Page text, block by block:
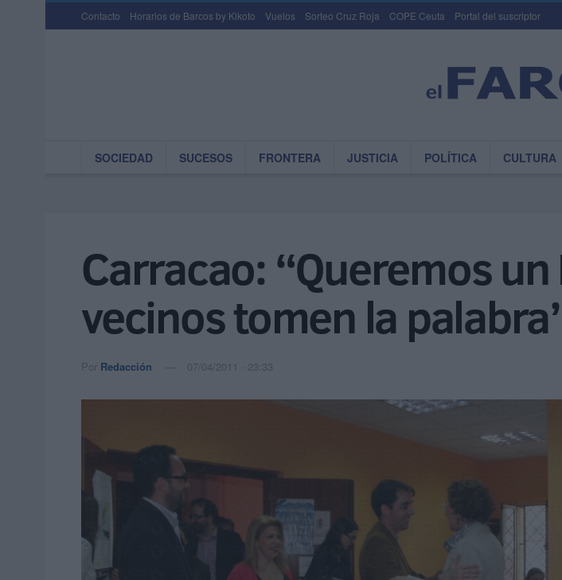
Contacto Horarios de Barcos by Kikoto Vuelos Sorteo Cruz Roja COPE Ceuta Portal del suscriptor
SOCIEDAD SUCESOS FRONTERA JUSTICIA POLÍTICA CULTURA
Carracao: “Queremos
vecinos tomen la
Por Redacción 07/04/2011 - 23:33